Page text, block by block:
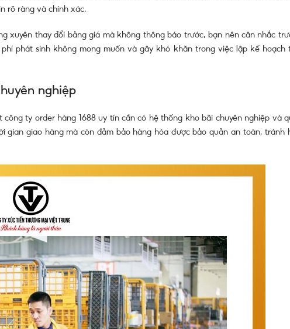
rõ ràng và chính xác.
xuyên thay đổi bảng giá mà không thông báo trước, bạn nên cân nhắc
phát sinh không mong muốn và gây khó khăn trong việc lập kế hoạch
nghiệp
ty order hàng 1688 uy tín cần có hệ thống kho bãi chuyên nghiệp và
gian giao hàng mà còn đảm bảo hàng hóa được bảo quản an toàn, tránh